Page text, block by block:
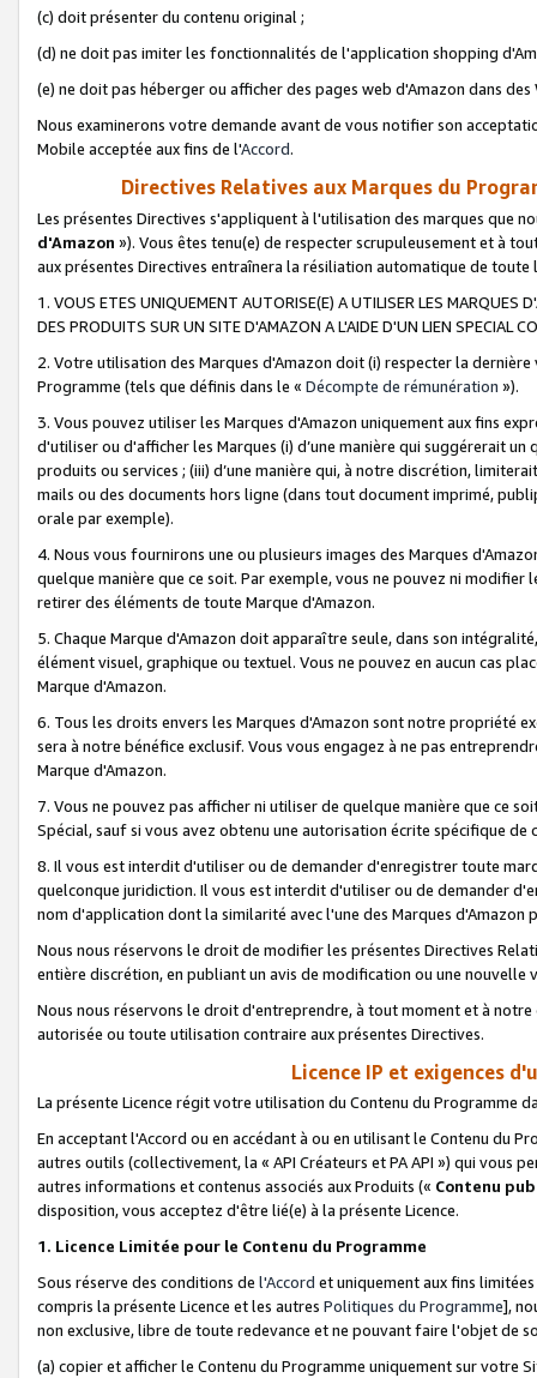
(c) doit présenter du contenu original ;
(d) ne doit pas imiter les fonctionnalités de l'application shopping
(e) ne doit pas héberger ou afficher des pages web d'Amazon dans
Nous examinerons votre demande avant de vous notifier son
Mobile acceptée aux fins de l'Accord.
Directives Relatives aux Marques du
Les présentes Directives s'appliquent à l'utilisation des marques que
d'Amazon »). Vous êtes tenu(e) de respecter scrupuleusement et à
aux présentes Directives entraînera la résiliation automatique de
1. VOUS ETES UNIQUEMENT AUTORISE(E) A UTILISER LES MARQUES
DES PRODUITS SUR UN SITE D'AMAZON A L'AIDE D'UN LIEN SPECIAL
2. Votre utilisation des Marques d'Amazon doit (i) respecter la
Programme (tels que définis dans le « Décompte de rémunération »).
3. Vous pouvez utiliser les Marques d'Amazon uniquement aux fins
d'utiliser ou d'afficher les Marques (i) d’une manière qui suggérerait
produits ou services ; (iii) d’une manière qui, à notre discrétion,
mails ou des documents hors ligne (dans tout document imprimé,
orale par exemple).
4. Nous vous fournirons une ou plusieurs images des Marques
quelque manière que ce soit. Par exemple, vous ne pouvez ni
retirer des éléments de toute Marque d'Amazon.
5. Chaque Marque d'Amazon doit apparaître seule, dans son
élément visuel, graphique ou textuel. Vous ne pouvez en aucun cas
Marque d'Amazon.
6. Tous les droits envers les Marques d'Amazon sont notre propriété
sera à notre bénéfice exclusif. Vous vous engagez à ne pas
Marque d'Amazon.
7. Vous ne pouvez pas afficher ni utiliser de quelque manière que ce
Spécial, sauf si vous avez obtenu une autorisation écrite spécifique de
8. Il vous est interdit d'utiliser ou de demander d'enregistrer toute
quelconque juridiction. Il vous est interdit d'utiliser ou de demander
nom d'application dont la similarité avec l'une des Marques
Nous nous réservons le droit de modifier les présentes Directives
entière discrétion, en publiant un avis de modification ou une nouvelle
Nous nous réservons le droit d'entreprendre, à tout moment et à
autorisée ou toute utilisation contraire aux présentes Directives.
Licence IP et exigences
La présente Licence régit votre utilisation du Contenu du Programme
En acceptant l'Accord ou en accédant à ou en utilisant le Contenu du
autres outils (collectivement, la « API Créateurs et PA API ») qui vous
autres informations et contenus associés aux Produits (« Contenu
disposition, vous acceptez d'être lié(e) à la présente Licence.
1. Licence Limitée pour le Contenu du Programme
Sous réserve des conditions de l'Accord et uniquement aux fins
compris la présente Licence et les autres Politiques du Programme],
non exclusive, libre de toute redevance et ne pouvant faire l'objet de
(a) copier et afficher le Contenu du Programme uniquement sur votre